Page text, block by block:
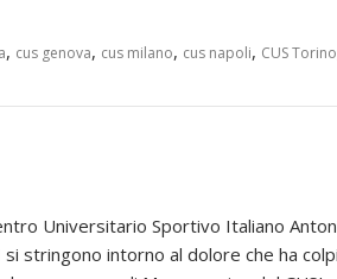
, cus genova, cus milano, cus napoli, CUS Torino
Universitario Sportivo Italiano
si stringono intorno al dolore che ha